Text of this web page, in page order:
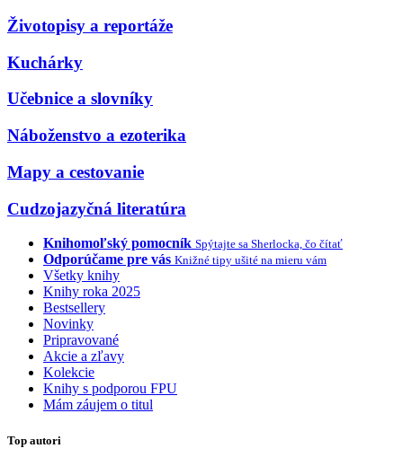
Životopisy a reportáže
Kuchárky
Učebnice a slovníky
Náboženstvo a ezoterika
Mapy a cestovanie
Cudzojazyčná literatúra
Knihomoľský pomocník Spýtajte sa Sherlocka, čo čítať
Odporúčame pre vás Knižné tipy ušité na mieru vám
Všetky knihy
Knihy roka 2025
Bestsellery
Novinky
Pripravované
Akcie a zľavy
Kolekcie
Knihy s podporou FPU
Mám záujem o titul
Top autori